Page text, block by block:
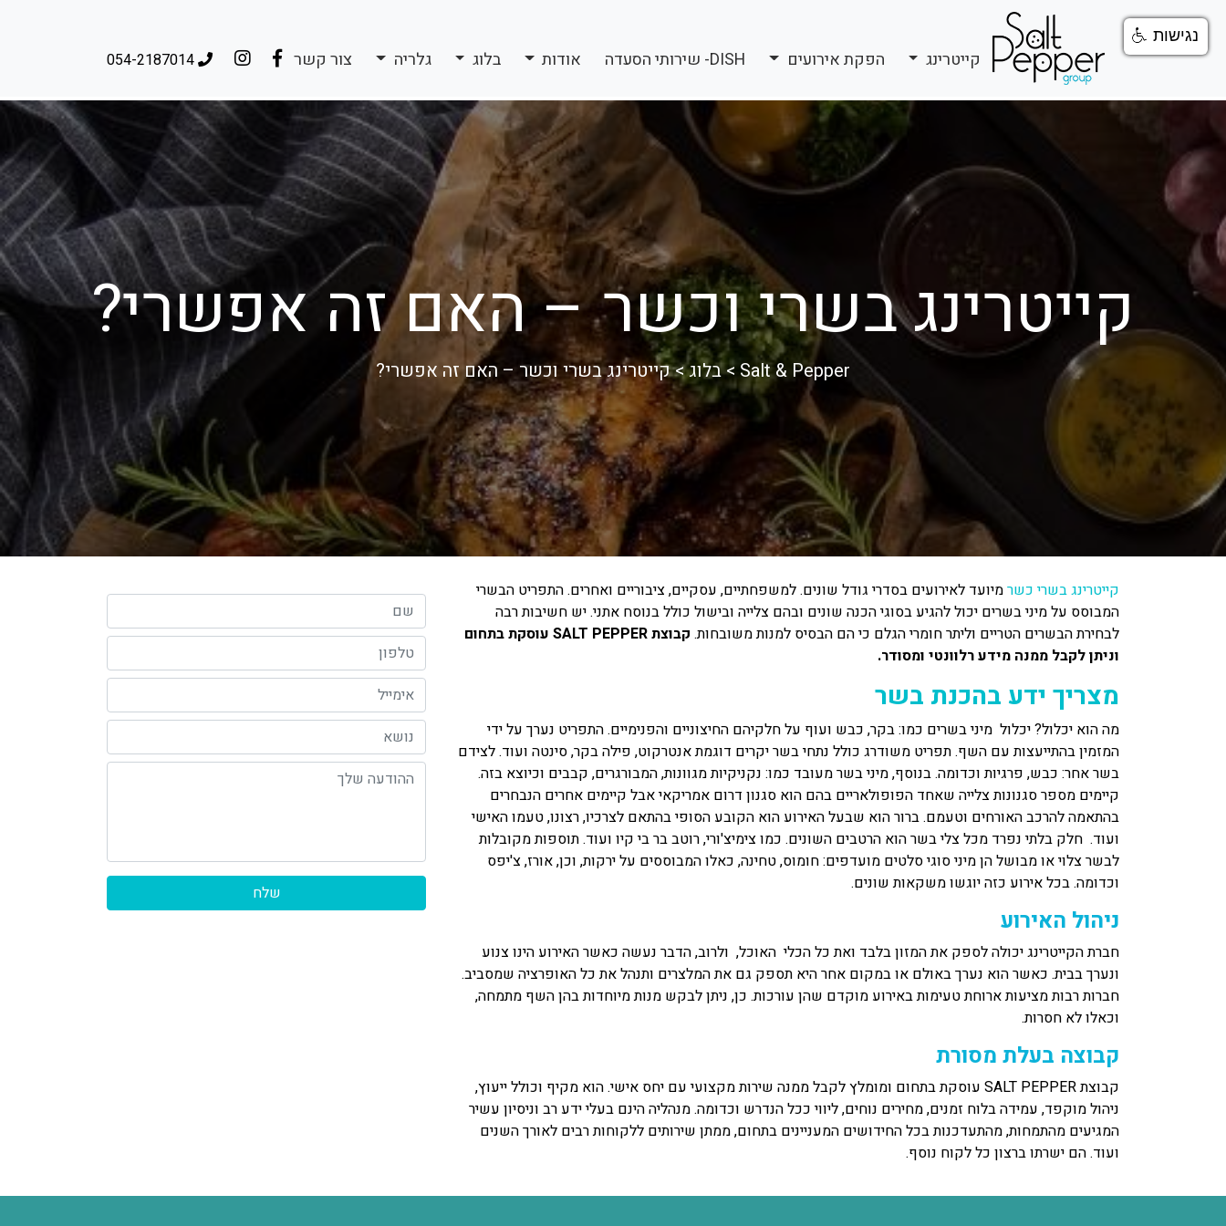
קייטרינג הפקת אירועים DISH- שירותי הסעדה אודות בלוג גלריה צור קשר 054-2187014
קייטרינג בשרי וכשר – האם זה אפשרי?
Salt & Pepper
>בלוג>קייטרינג בשרי וכשר – האם זה אפשרי?
קייטרינג בשרי כשרמיועד לאירועים בסדרי גודל שונים. למשפחתיים, עסקיים, ציבוריים ואחרים. התפריט הבשרי
המבוסס על מיני בשרים יכול להגיע בסוגי הכנה שונים ובהם צלייה ובישול כולל בנוסח אתני. יש חשיבות רבה
לבחירת הבשרים הטריים וליתר חומרי הגלם כי הם הבסיס למנות משובחות. קבוצתSALT PEPPER עוסקת בתחום
וניתן לקבל ממנה מידע רלוונטי ומסודר.
מצריך ידע בהכנת בשר
מה הוא יכלול? יכלול מיני בשרים כמו: בקר, כבש ועוף על חלקיהם החיצוניים והפנימיים. התפריט נערך על ידי
המזמין בהתייעצות עם השף. תפריט משודרג כולל נתחי בשר יקרים דוגמת אנטרקוט, פילה בקר, סינטה ועוד. לצידם
בשר אחר: כבש, פרגיות וכדומה. בנוסף, מיני בשר מעובד כמו: נקניקיות מגוונות, המבורגרים, קבבים וכיוצא בזה.
קיימים מספר סגנונות צלייה שאחד הפופולאריים בהם הוא סגנון דרום אמריקאי אבל קיימים אחרים הנבחרים
בהתאמה להרכב האורחים וטעמם. ברור הוא שבעל האירוע הוא הקובע הסופי בהתאם לצרכיו, רצונו, טעמו האישי
ועוד. חלק בלתי נפרד מכל צלי בשר הוא הרטבים השונים. כמו צימיצ'ורי, רוטב בר בי קיו ועוד. תוספות מקובלות
לבשר צלוי או מבושל הן מיני סוגי סלטים מועדפים: חומוס, טחינה, כאלו המבוססים על ירקות, וכן, אורז, צ'יפס
וכדומה. בכל אירוע כזה יוגשו משקאות שונים.
ניהול האירוע
חברת הקייטרינג יכולה לספק את המזון בלבד ואת כל הכלי האוכל, ולרוב, הדבר נעשה כאשר האירוע הינו צנוע
ונערך בבית. כאשר הוא נערך באולם או במקום אחר היא תספק גם את המלצרים ותנהל את כל האופרציה שמסביב.
חברות רבות מציעות ארוחת טעימות באירוע מוקדם שהן עורכות. כן, ניתן לבקש מנות מיוחדות בהן השף מתמחה,
וכאלו לא חסרות.
קבוצה בעלת מסורת
קבוצת SALT PEPPER עוסקת בתחום ומומלץ לקבל ממנה שירות מקצועי עם יחס אישי. הוא מקיף וכולל ייעוץ,
ניהול מוקפד, עמידה בלוח זמנים, מחירים נוחים, ליווי ככל הנדרש וכדומה. מנהליה הינם בעלי ידע רב וניסיון עשיר
המגיעים מהתמחות, מהתעדכנות בכל החידושים המעניינים בתחום, ממתן שירותים ללקוחות רבים לאורך השנים
ועוד. הם ישרתו ברצון כל לקוח נוסף.
השם שלך (חובה)
הטלפון שלך (חובה)
האימייל שלך
נושא
ההודעה שלך
נגישות